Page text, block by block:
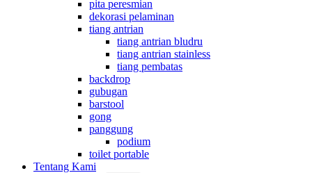
pita peresmian
dekorasi pelaminan
tiang antrian
tiang antrian bludru
tiang antrian stainless
tiang pembatas
backdrop
gubugan
barstool
gong
panggung
podium
toilet portable
Tentang Kami